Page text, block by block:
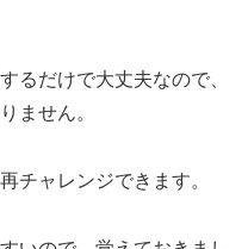
るだけで大丈夫なので、
ません。
チャレンジできます。